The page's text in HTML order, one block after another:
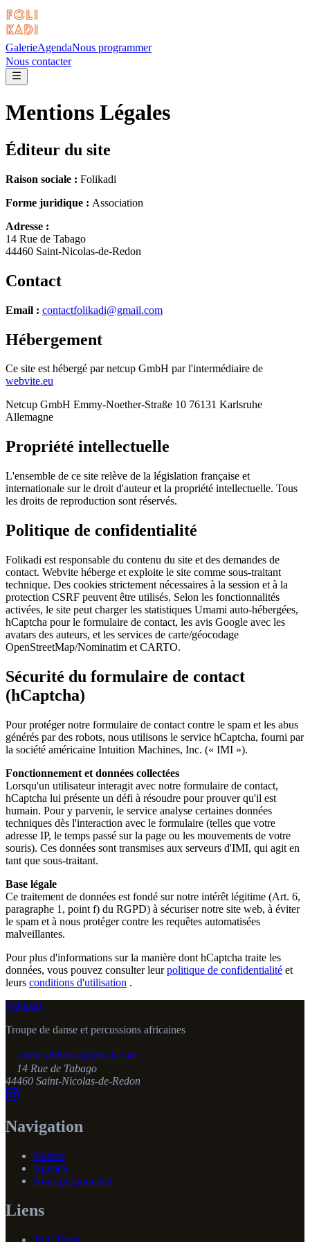
GalerieAgendaNous programmer
Nous contacter
Mentions Légales
Éditeur du site
Raison sociale : Folikadi
Forme juridique : Association
Adresse :
14 Rue de Tabago
44460 Saint-Nicolas-de-Redon
Contact
Email : contactfolikadi@gmail.com
Hébergement
Ce site est hébergé par netcup GmbH par l'intermédiaire de
webvite.eu
Netcup GmbH Emmy-Noether-Straße 10 76131 Karlsruhe
Allemagne
Propriété intellectuelle
L'ensemble de ce site relève de la législation française et
internationale sur le droit d'auteur et la propriété intellectuelle. Tous
les droits de reproduction sont réservés.
Politique de confidentialité
Folikadi est responsable du contenu du site et des demandes de
contact. Webvite héberge et exploite le site comme sous-traitant
technique. Des cookies strictement nécessaires à la session et à la
protection CSRF peuvent être utilisés. Selon les fonctionnalités
activées, le site peut charger les statistiques Umami auto-hébergées,
hCaptcha pour le formulaire de contact, les avis Google avec les
avatars des auteurs, et les services de carte/géocodage
OpenStreetMap/Nominatim et CARTO.
Sécurité du formulaire de contact
(hCaptcha)
Pour protéger notre formulaire de contact contre le spam et les abus
générés par des robots, nous utilisons le service hCaptcha, fourni par
la société américaine Intuition Machines, Inc. (« IMI »).
Fonctionnement et données collectées
Lorsqu'un utilisateur interagit avec notre formulaire de contact,
hCaptcha lui présente un défi à résoudre pour prouver qu'il est
humain. Pour y parvenir, le service analyse certaines données
techniques dès l'interaction avec le formulaire (telles que votre
adresse IP, le temps passé sur la page ou les mouvements de votre
souris). Ces données sont transmises aux serveurs d'IMI, qui agit en
tant que sous-traitant.
Base légale
Ce traitement de données est fondé sur notre intérêt légitime (Art. 6,
paragraphe 1, point f) du RGPD) à sécuriser notre site web, à éviter
le spam et à nous protéger contre les requêtes automatisées
malveillantes.
Pour plus d'informations sur la manière dont hCaptcha traite les
données, vous pouvez consulter leurpolitique de confidentialité et
leurs conditions d'utilisation .
Folikadi
Troupe de danse et percussions africaines
contactfolikadi@gmail.com
14 Rue de Tabago
44460 Saint-Nicolas-de-Redon
Navigation
Galerie
Agenda
Nous programmer
Liens
Tam Tama